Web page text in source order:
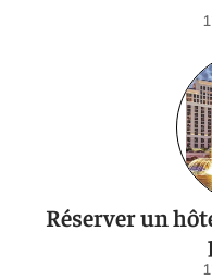
Réserver un